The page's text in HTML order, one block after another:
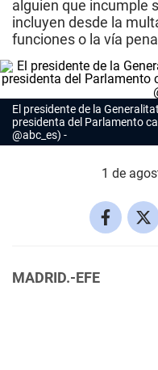
alguien que incumple
incluyen desde la
funciones o la vía penal
El presidente de la
presidenta del Parlamento
@abc_es)
1 de
MADRID.-EFE